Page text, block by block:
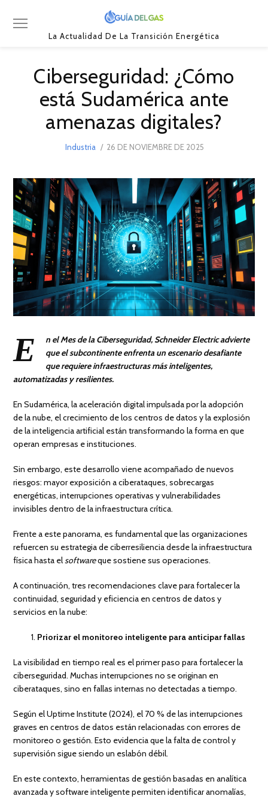
La Actualidad De La Transición Energética
Ciberseguridad: ¿Cómo
está Sudamérica ante
amenazas digitales?
Industria
POSTED
26 DE NOVIEMBRE DE 2025
DE
2025
E
n el Mes de la Ciberseguridad, Schneider Electric advierte
que el subcontinente enfrenta un escenario desafiante
que requiere infraestructuras más inteligentes,
automatizadas y resilientes.
En Sudamérica, la aceleración digital impulsada por la adopción
de la nube, el crecimiento de los centros de datos y la explosión
de la inteligencia artificial están transformando la forma en que
operan empresas e instituciones.
Sin embargo, este desarrollo viene acompañado de nuevos
riesgos: mayor exposición a ciberataques, sobrecargas
energéticas, interrupciones operativas y vulnerabilidades
invisibles dentro de la infraestructura crítica.
Frente a este panorama, es fundamental que las organizaciones
refuercen su estrategia de ciberresiliencia desde la infraestructura
física hasta elsoftwareque sostiene sus operaciones.
A continuación, tres recomendaciones clave para fortalecer la
continuidad, seguridad y eficiencia en centros de datos y
servicios en la nube:
Priorizar el monitoreo inteligente para anticipar fallas
La visibilidad en tiempo real es el primer paso para fortalecer la
ciberseguridad. Muchas interrupciones no se originan en
ciberataques, sino en fallas internas no detectadas a tiempo.
Según el Uptime Institute (2024), el 70 % de las interrupciones
graves en centros de datos están relacionadas con errores de
monitoreo o gestión. Esto evidencia que la falta de control y
supervisión sigue siendo un eslabón débil.
En este contexto, herramientas de gestión basadas en analítica
avanzada y software inteligente permiten identificar anomalías,